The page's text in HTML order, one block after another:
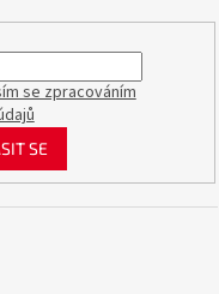
se zpracováním
SE